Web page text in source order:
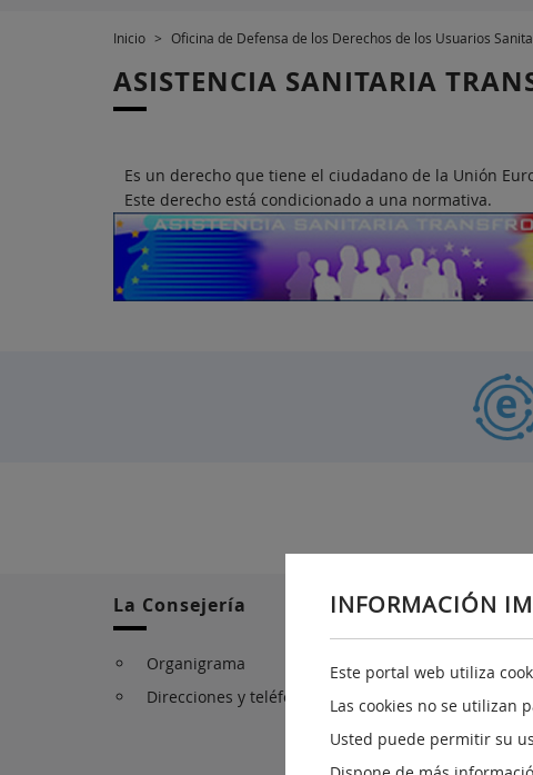
Inicio > Oficina de Defensa de los Derechos de los Usuarios
ASISTENCIA SANITARIA
Es un derecho que tiene el ciudadano de la Unión
Este derecho está condicionado a una normativa.
La Consejería
Organigrama
Direcciones y teléfonos de atención al ciudadano
INFORMACIÓN
Este portal web utiliza
Las cookies no se utilizan
Usted puede permitir su